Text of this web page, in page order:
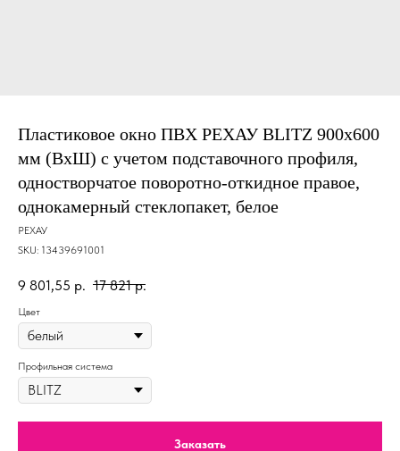
Пластиковое окно ПВХ РЕХАУ BLITZ 900х600
мм (ВхШ) с учетом подставочного профиля,
одностворчатое поворотно-откидное правое,
однокамерный стеклопакет, белое
РЕХАУ
SKU: 13439691001
9 801,55 р. 17 821 р.
Цвет
Профильная система
Заказать